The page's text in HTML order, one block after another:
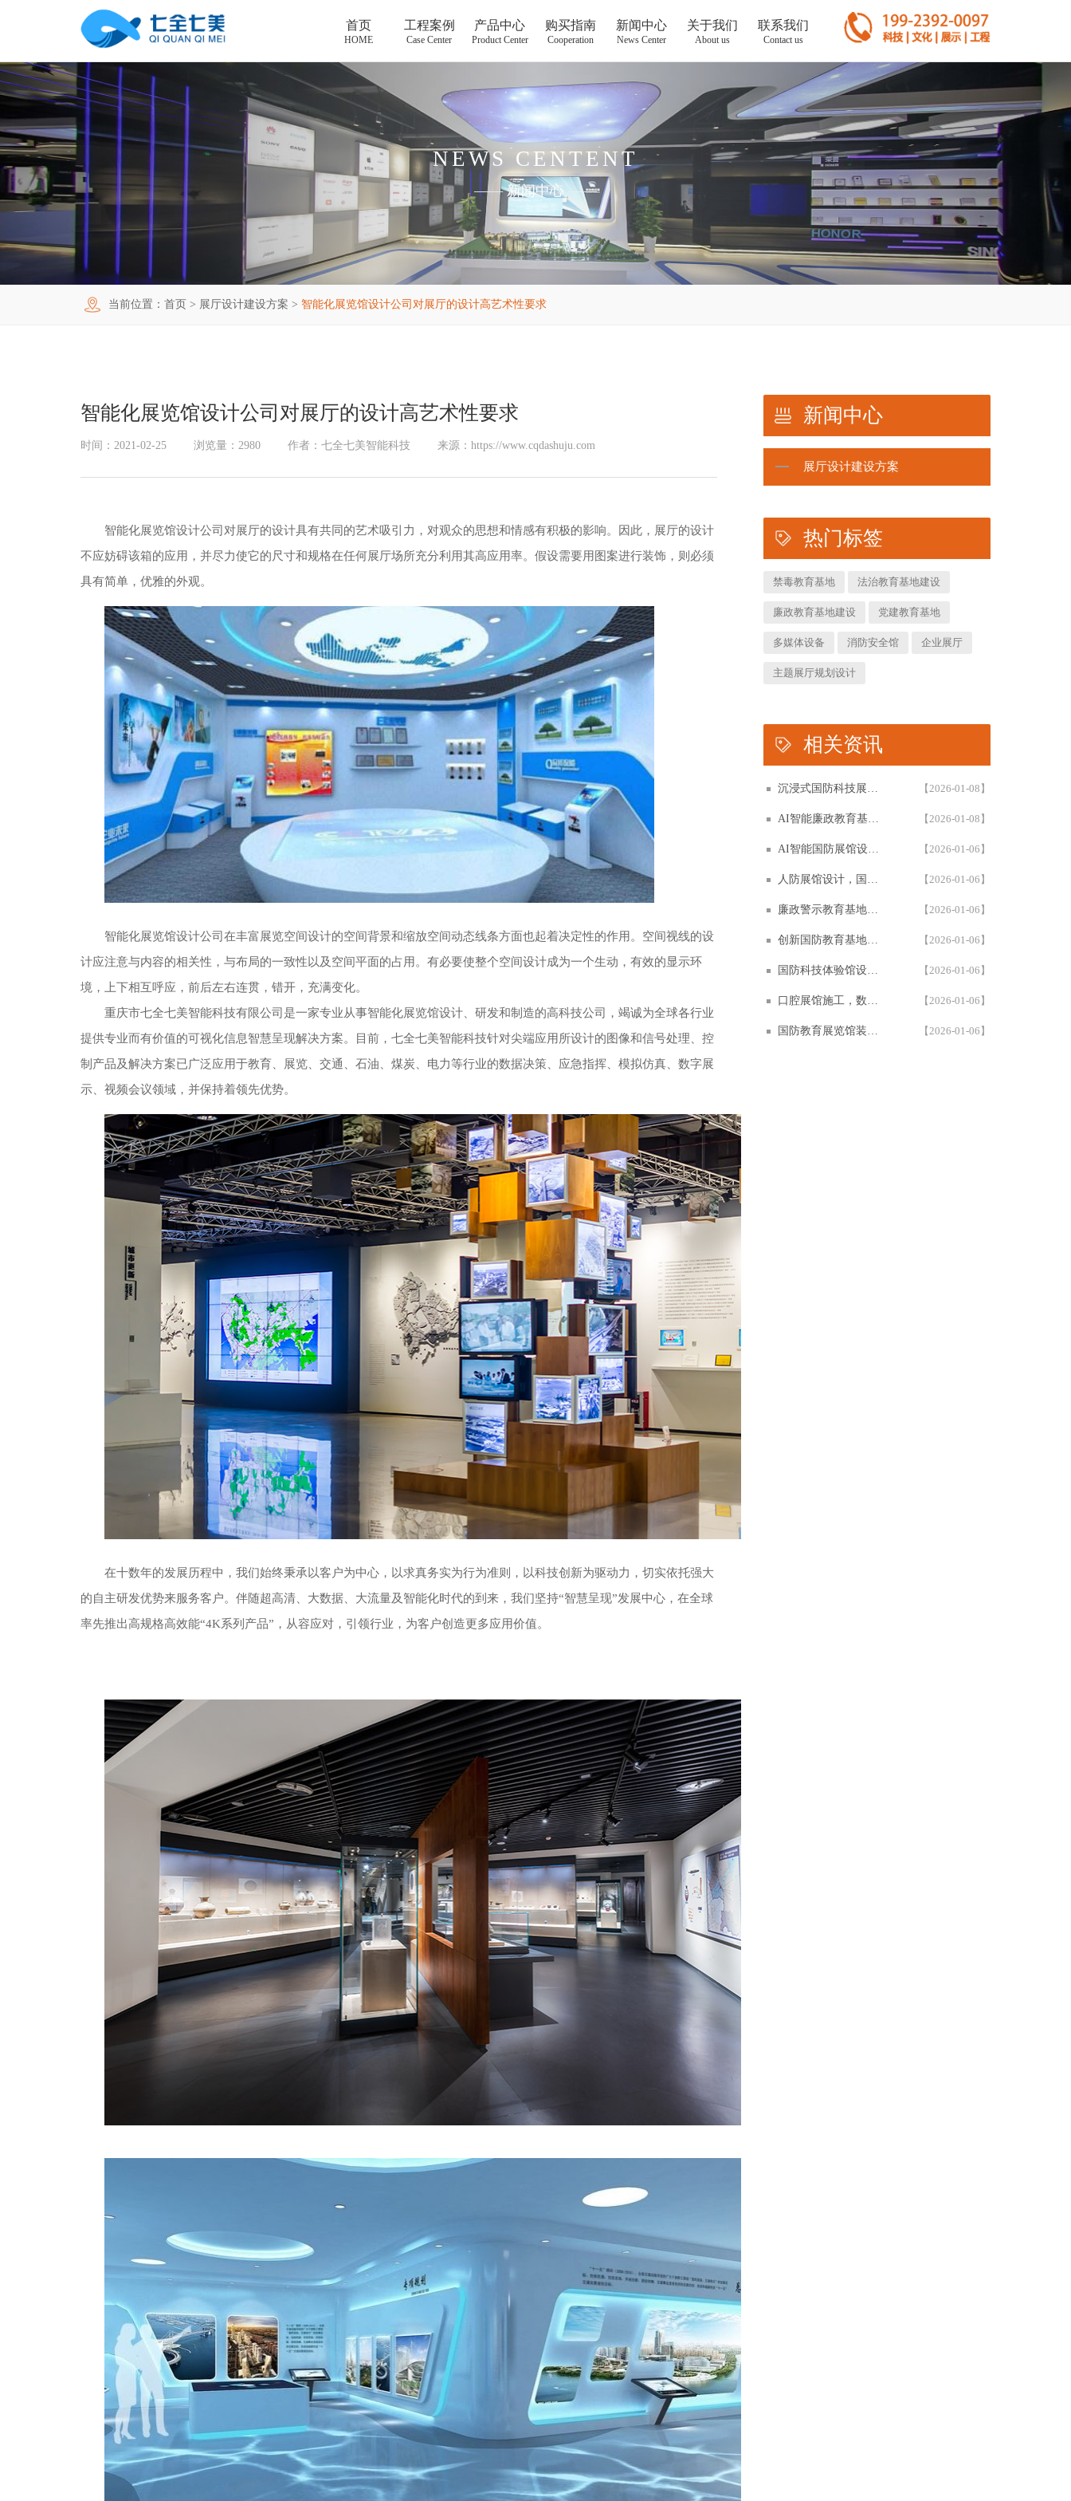
首页
HOME
工程案例
Case Center
产品中心
Product Center
购买指南
Cooperation
新闻中心
News Center
关于我们
About us
联系我们
Contact us
首页
法制教育基地
廉洁廉政展厅
党性教育基地
其他主题展厅
产品中心
法制教育基地数字化设备
禁毒教育基地设备
智慧党建中心多媒体设备
购买指南
关于我们
企业简介
联系我们
NEWS CENTENT
—— 新闻中心 ——
当前位置： 首页 > 展厅设计建设方案 > 智能化展览馆设计公司对展厅的设计高艺术性要求
智能化展览馆设计公司对展厅的设计高艺术性要求
时间：2021-02-25 浏览量：2980 作者：七全七美智能科技 来源：https://www.cqdashuju.com
智能化展览馆设计公司对展厅的设计具有共同的艺术吸引力，对观众的思想和情感有积极的影响。因此，展厅的设计
不应妨碍该箱的应用，并尽力使它的尺寸和规格在任何展厅场所充分利用其高应用率。假设需要用图案进行装饰，则必须
具有简单，优雅的外观。
智能化展览馆设计公司在丰富展览空间设计的空间背景和缩放空间动态线条方面也起着决定性的作用。空间视线的设
计应注意与内容的相关性，与布局的一致性以及空间平面的占用。有必要使整个空间设计成为一个生动，有效的显示环
境，上下相互呼应，前后左右连贯，错开，充满变化。
重庆市七全七美智能科技有限公司是一家专业从事智能化展览馆设计、研发和制造的高科技公司，竭诚为全球各行业
提供专业而有价值的可视化信息智慧呈现解决方案。目前，七全七美智能科技针对尖端应用所设计的图像和信号处理、控
制产品及解决方案已广泛应用于教育、展览、交通、石油、煤炭、电力等行业的数据决策、应急指挥、模拟仿真、数字展
示、视频会议领域，并保持着领先优势。
在十数年的发展历程中，我们始终秉承以客户为中心，以求真务实为行为准则，以科技创新为驱动力，切实依托强大
的自主研发优势来服务客户。伴随超高清、大数据、大流量及智能化时代的到来，我们坚持“智慧呈现”发展中心，在全球
率先推出高规格高效能“4K系列产品”，从容应对，引领行业，为客户创造更多应用价值。
新闻中心
展厅设计建设方案
热门标签
禁毒教育基地 法治教育基地建设
廉政教育基地建设 党建教育基地
多媒体设备 消防安全馆 企业展厅
主题展厅规划设计
相关资讯
沉浸式国防科技展馆设计，民防教育体验馆多媒体互动解决方案，以设计施工一体化筑牢国防教育阵地根基 【2026-01-08】
AI智能廉政教育基地设计施工一体化，专业廉政展厅数字化解决方案，以高科技赋能廉政教育阵地创新建设 【2026-01-08】
AI智能国防展馆设计，多媒体互动展厅解决方案，以设计施工一体化筑牢国防教育阵地建设 【2026-01-06】
人防展馆设计，国防展厅多媒体互动解决方案，以设计施工一体化筑牢国防教育阵地 【2026-01-06】
廉政警示教育基地设计施工一体化，多媒体互动廉洁展厅解决方案，以智能科技赋能廉政教育阵地建设 【2026-01-06】
创新国防教育基地网上展馆，多媒体互动国防教育体验馆设计施工一体化，以数字化解决方案筑牢国防教育阵地建设 【2026-01-06】
国防科技体验馆设计施工一体化，多媒体互动国防教育展馆解决方案，以数字化体验赋能国防教育阵地建设 【2026-01-06】
口腔展馆施工，数字化口腔医学博物馆专业解决方案，以设计施工一体化助力口腔健康科普教育阵地建设 【2026-01-06】
国防教育展览馆装修设计，人防博物馆沉浸式解决方案，以设计施工一体化筑牢国防教育阵地根基 【2026-01-06】